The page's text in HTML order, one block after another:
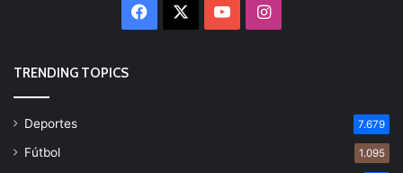
Facebook YouTubeInstagram
TRENDING TOPICS
Deportes 7.679
Fútbol 1.095